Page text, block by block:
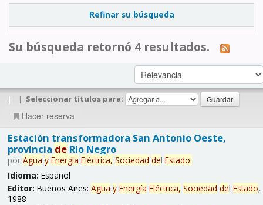
Refinar su búsqueda
Su búsqueda retornó 4 resultados.
| | Seleccionar títulos para:
Hacer reserva
Estación transformadora San Antonio Oeste,
provincia deRío Negro
por Agua y Energía Eléctrica, Sociedad del Estado.
Idioma: Español
Editor: Buenos Aires: Agua y Energía Eléctrica, Sociedad del Estado,
1988